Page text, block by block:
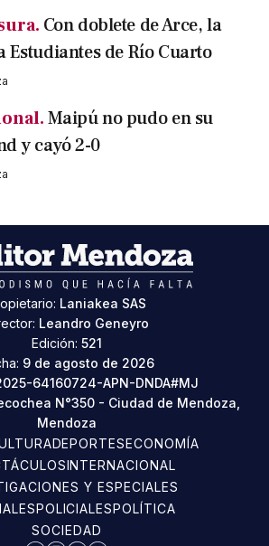
Con doblete de Arce, la
Estudiantes de Río Cuarto
Maipú no pudo en su
y cayó 2-0
Laniakea SAS
Leandro Geneyro
Edición: 521
9 de agosto de 2026
64160724-APN-DNDA#MJ
N°350 - Ciudad de Mendoza,
Mendoza
DEPORTESECONOMÍA
INTERNACIONAL
Y ESPECIALES
POLICIALESPOLÍTICA
SOCIEDAD